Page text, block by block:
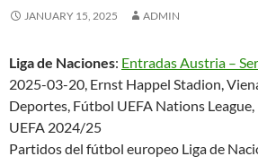
JANUARY 15, 2025 ADMIN
Liga de Naciones: Entradas Austria –
2025-03-20, Ernst Happel Stadion,
Deportes, Fútbol UEFA Nations League,
UEFA 2024/25
Partidos del fútbol europeo Liga de